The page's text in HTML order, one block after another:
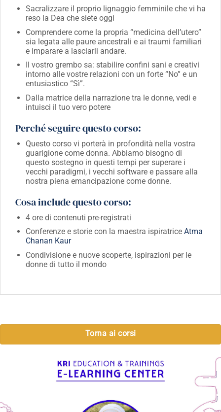
Sacralizzare il proprio lignaggio femminile che vi ha
reso la Dea che siete oggi
Comprendere come la propria “medicina dell’utero”
sia legata alle paure ancestrali e ai traumi familiari
e imparare a lasciarli andare.
Il vostro grembo sa: stabilire confini sani e creativi
intorno alle vostre relazioni con un forte “No” e un
entusiastico “Sì”.
Dalla matrice della narrazione tra le donne, vedi e
intuisci il tuo vero potere
Perché seguire questo corso:
Questo corso vi porterà in profondità nella vostra
guarigione come donna. Abbiamo bisogno di
questo sostegno in questi tempi per superare i
vecchi paradigmi, i vecchi software e passare alla
nostra piena emancipazione come donne.
Cosa include questo corso:
4 ore di contenuti pre-registrati
Conferenze e storie con la maestra ispiratrice Atma
Chanan Kaur
Condivisione e nuove scoperte, ispirazioni per le
donne di tutto il mondo
Torna ai corsi